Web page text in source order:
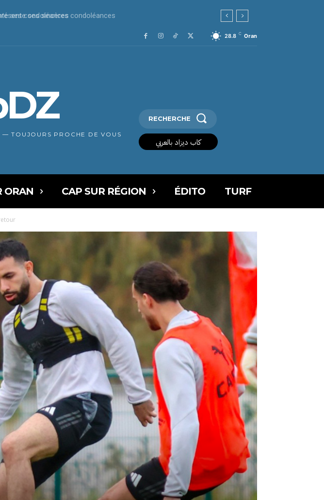
ses condoléances
28.8 C Oran
— TOUJOURS PROCHE DE VOUS
RECHERCHE
كاب ديزاد بالعربي
ORAN CAP SUR RÉGION ÉDITO TURF